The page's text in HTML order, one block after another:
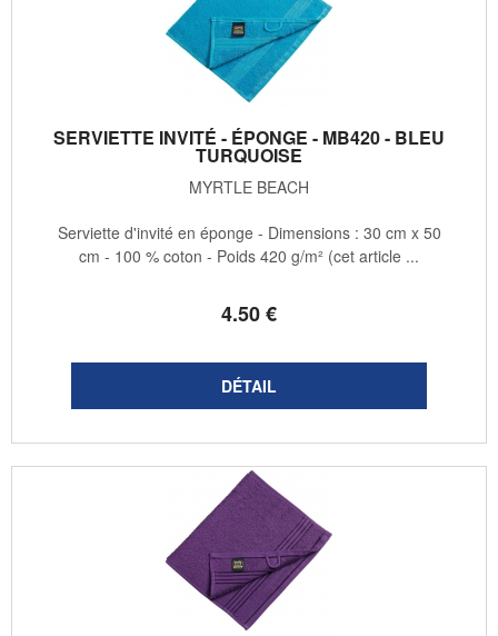
SERVIETTE INVITÉ - ÉPONGE - MB420 - BLEU
TURQUOISE
MYRTLE BEACH
4.50€
Serviette d'invité en éponge - Dimensions : 30 cm x 50
cm - 100 % coton - Poids 420 g/m² (cet article ...